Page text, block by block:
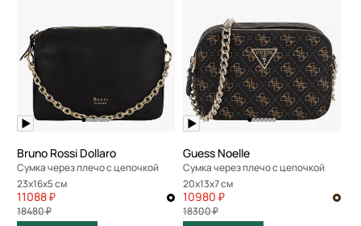
Bruno Rossi Dollaro
Сумка через плечо с цепочкой
23x16x5 см
11088 ₽
18480 ₽
Guess Noelle
Сумка через плечо с цепочкой
20x13x7 см
10980 ₽
18300 ₽